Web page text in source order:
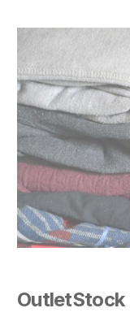
OutletStock